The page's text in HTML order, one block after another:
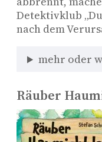
Detektivklub
nach dem
mehr oder
Räuber